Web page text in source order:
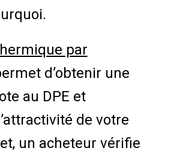
par
d’obtenir une
au DPE et
de votre
un acheteur vérifie